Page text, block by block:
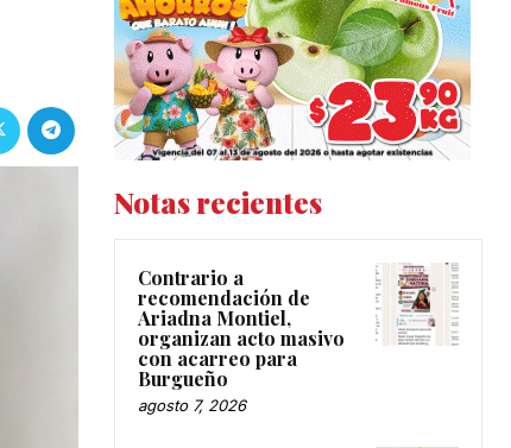
Notas recientes
Contrario a
recomendación de
Ariadna Montiel,
organizan acto masivo
con acarreo para
Burgueño
agosto 7, 2026